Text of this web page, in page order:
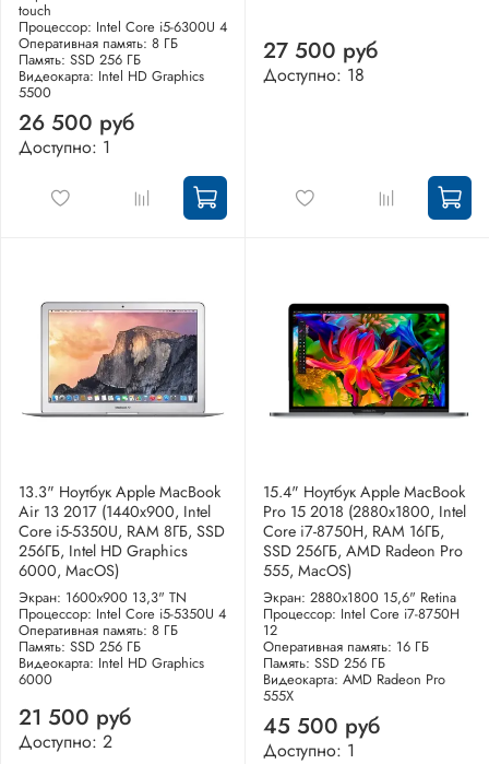
touch
Процессор: Intel Core i5-6300U 4
Оперативная память: 8 ГБ
Память: SSD 256 ГБ
Видеокарта: Intel HD Graphics
5500
26 500 руб
Доступно: 1
27 500 руб
Доступно: 18
13.3" Ноутбук Apple MacBook
Air 13 2017 (1440x900, Intel
Core i5-5350U, RAM 8ГБ, SSD
256ГБ, Intel HD Graphics
6000, MacOS)
Экран: 1600x900 13,3" TN
Процессор: Intel Core i5-5350U 4
Оперативная память: 8 ГБ
Память: SSD 256 ГБ
Видеокарта: Intel HD Graphics
6000
21 500 руб
Доступно: 2
15.4" Ноутбук Apple MacBook
Pro 15 2018 (2880x1800, Intel
Core i7-8750H, RAM 16ГБ,
SSD 256ГБ, AMD Radeon Pro
555, MacOS)
Экран: 2880x1800 15,6" Retina
Процессор: Intel Core i7-8750H
12
Оперативная память: 16 ГБ
Память: SSD 256 ГБ
Видеокарта: AMD Radeon Pro
555X
45 500 руб
Доступно: 1